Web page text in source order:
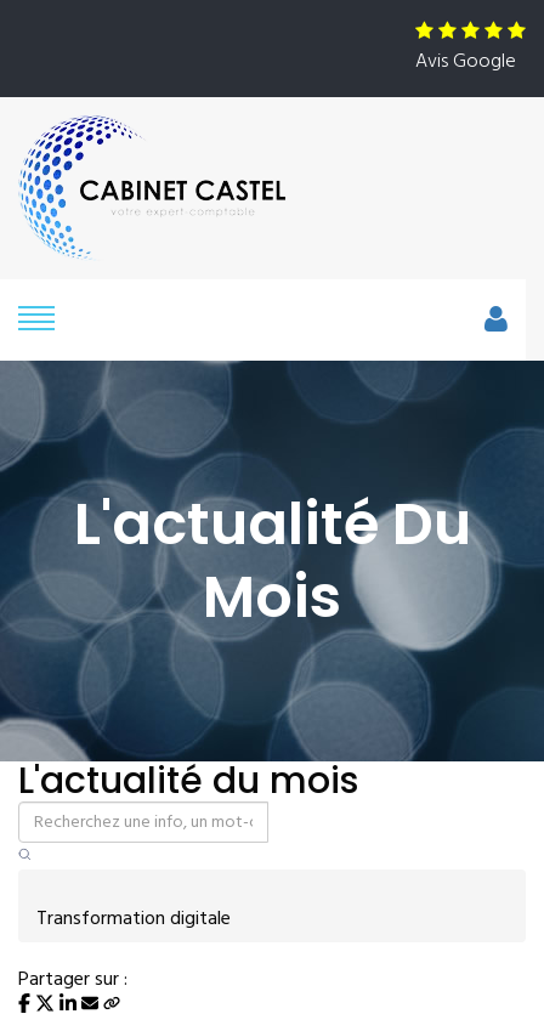
Avis Google
L'actualité Du
Mois
L'actualité du mois
Transformation digitale
Partager sur :